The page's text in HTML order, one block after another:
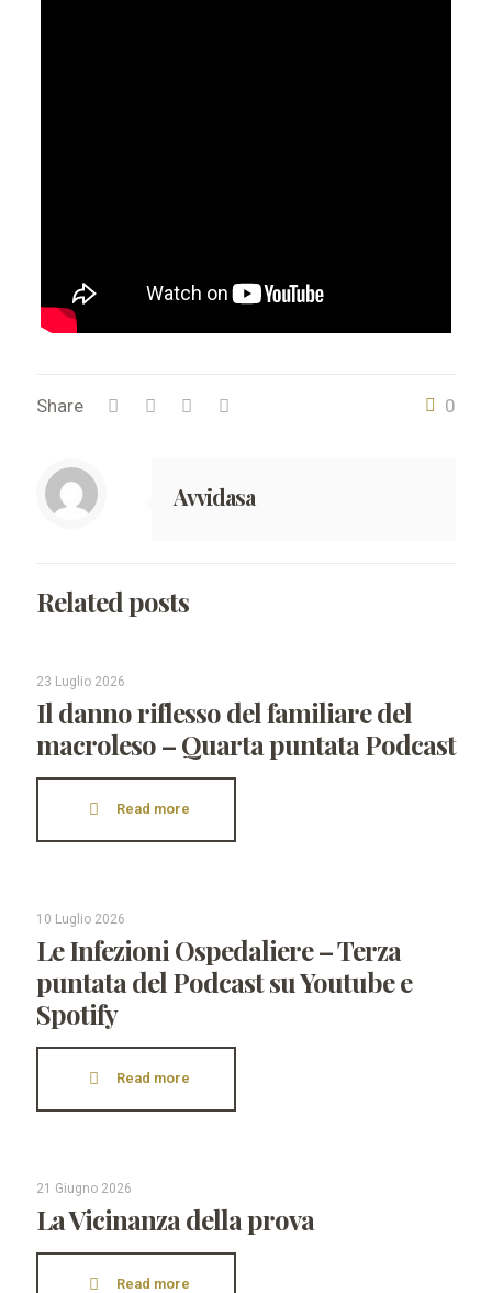
Share 0
Avvidasa
Related posts
23 Luglio 2026
Il danno riflesso del familiare del
macroleso – Quarta puntata Podcast
Read more
10 Luglio 2026
Le Infezioni Ospedaliere – Terza
puntata del Podcast su Youtube e
Spotify
Read more
21 Giugno 2026
La Vicinanza della prova
Read more